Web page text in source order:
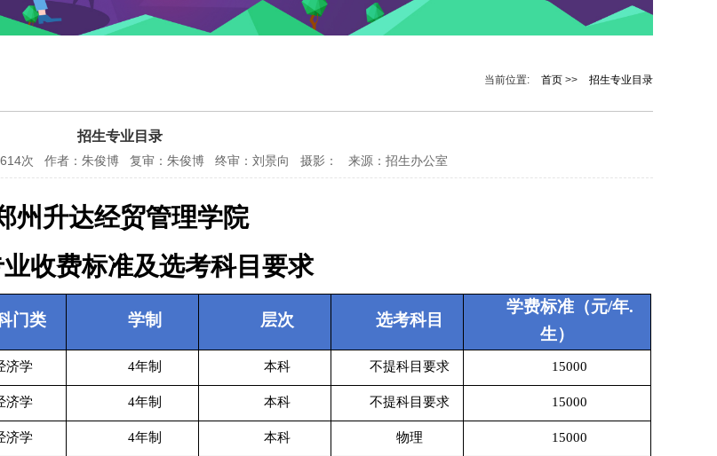
当前位置: 首页 >> 招生专业目录
招生专业目录
次 作者：朱俊博 复审：朱俊博 终审：刘景向 摄影： 来源：招生办公室
州升达经贸管理学院
收费标准及选考科目要求
门类 学制 层次 选考科目
学费标准（元/年.
生）
济学 4年制 本科 不提科目要求 15000
济学 4年制 本科 不提科目要求 15000
济学 4年制 本科 物理 15000